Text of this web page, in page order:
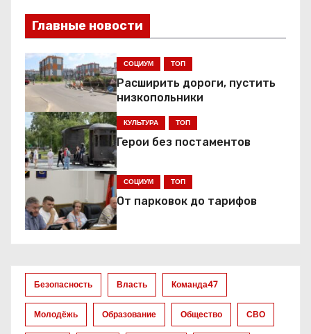
и
г
а
ц
и
я
п
о
а
п
Главные новости
СОЦИУМ ТОП
Расширить дороги, пустить
низкопольники
КУЛЬТУРА ТОП
Герои без постаментов
СОЦИУМ ТОП
От парковок до тарифов
Безопасность Власть Команда47
Молодёжь Образование Общество СВО